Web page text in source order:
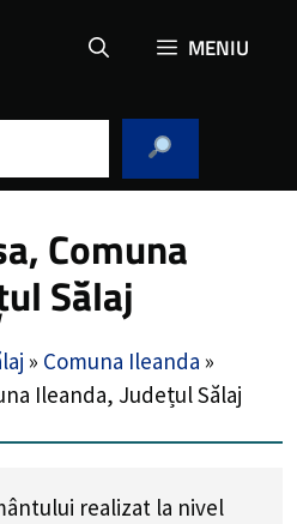
MENIU
Comuna
Sălaj
» Comuna Ileanda »
Ileanda, Județul Sălaj
realizat la nivel